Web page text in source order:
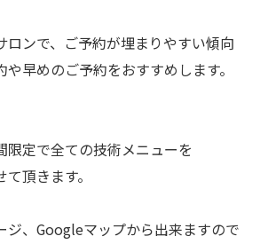
ロンで、ご予約が埋まりやすい傾向
早めのご予約をおすすめします。
定で全ての技術メニューを
頂きます。
ジ、Googleマップから出来ますので